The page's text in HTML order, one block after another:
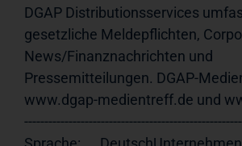
DGAP Distributionsservices
gesetzliche Meldepflichten,
News/Finanznachrichten und
Pressemitteilungen. DGAP-
www.dgap-medientreff.de und